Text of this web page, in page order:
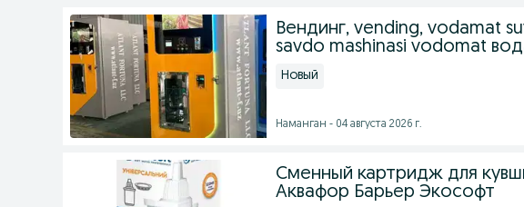
Вендинг, vending, vodamat
savdo mashinasi vodomat
Новый
Наманган - 04 августа 2026 г.
Сменный картридж для
Аквафор Барьер Экософт